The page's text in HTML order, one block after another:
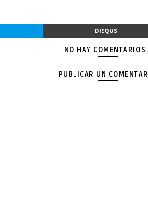
DISQUS
NO HAY
PUBLICAR UN